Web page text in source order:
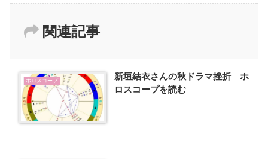
関連記事
ホロスコープ
新垣結衣さんの秋ドラマ挫折 ホ
ロスコープを読む